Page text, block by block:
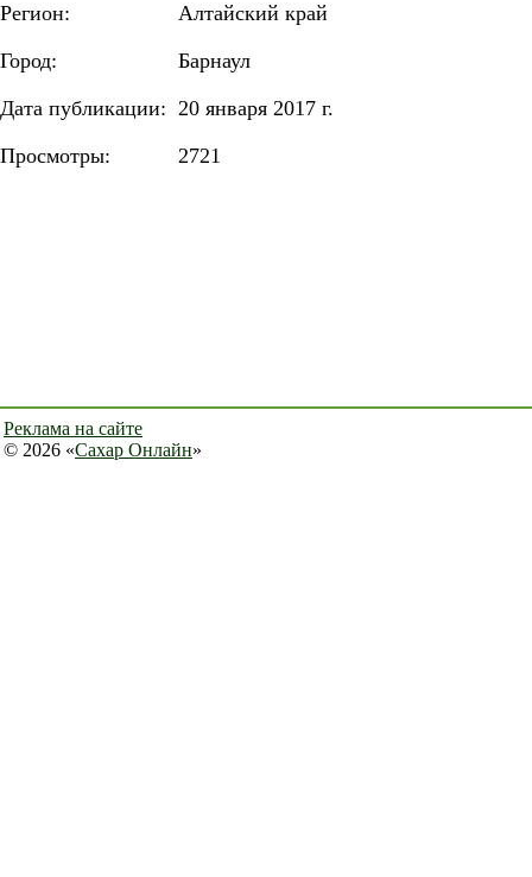
Регион:
Алтайский край
Город:
Барнаул
Дата публикации: 20 января 2017 г.
Просмотры:
2721
Реклама на сайте
© 2026 «Сахар Онлайн»